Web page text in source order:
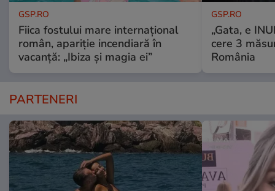
GSP.RO
Fiica fostului mare internațional
român, apariție incendiară în
vacanță: „Ibiza și magia ei”
GSP.RO
„Gata, e
cere 3
România
PARTENERI